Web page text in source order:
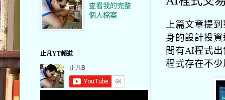
上篇文章提
身的設計投
間有AI程式
程式存在不
查看我的完整
個人檔案
止凡YT頻道